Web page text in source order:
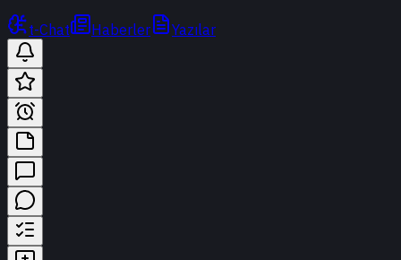
t-Chat Haberler Yazılar